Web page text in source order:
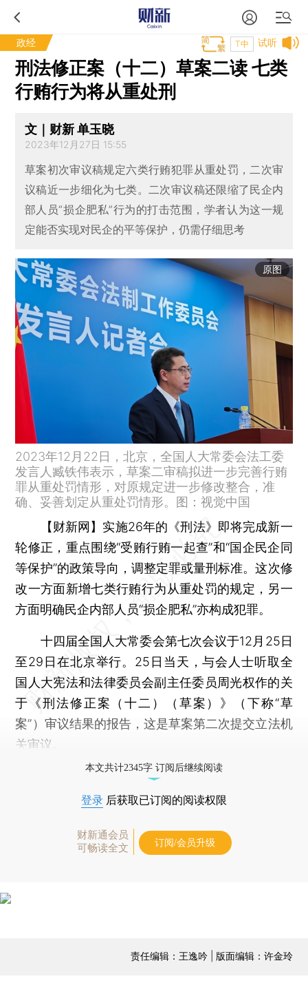
政经 试听
T中
刑法修正案（十二）草案二读 七类
行贿行为将从重处刑
文｜财新 单玉晓
2023年12月27日 15:55
草案初次审议稿规定六类行贿犯罪从重处罚，二次审
议稿近一步细化为七类。二次审议稿还限缩了民企内
部人员“损企肥私”行为的打击范围，学者认为这一规
定能否实现对民企的平等保护，仍需仔细思考
原图
2023年12月22日，北京，全国人大常委会法工委
发言人臧铁伟表示，草案二审稿拟进一步完善行贿
罪从重处罚情形，对原规定进一步修改整合，准
确、妥善划定从重处罚情形。图：视觉中国
【财新网】 实施26年的《刑法》即将完成新一
轮修正，重点围绕“受贿行贿一起查”和“国企民企同
等保护”的政策导向，调整定罪或量刑标准。这次修
改一方面新增七类行贿行为从重处罚的规定，另一
方面明确民企内部人员“损企肥私”亦构成犯罪。
十四届全国人大常委会第七次会议于12月25日
至29日在北京举行。25日当天，与会人士听取全
国人大宪法和法律委员会副主任委员周光权作的关
于《刑法修正案（十二）（草案）》（下称“草
案”）审议结果的报告，这是草案第二次提交立法机
关审议。
本文共计2345字 订阅后继续阅读
登录 后获取已订阅的阅读权限
财新通会员
可畅读全文
订阅/会员升级
责任编辑：王逸吟 | 版面编辑：许金玲